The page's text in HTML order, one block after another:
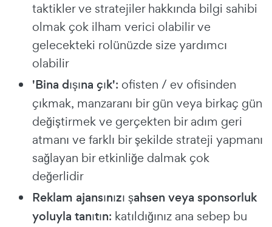
taktikler ve stratejiler hakkında bilgi sahibi
olmak çok ilham verici olabilir ve
gelecekteki rolünüzde size yardımcı
olabilir
'Bina dışına çık': ofisten / ev ofisinden
çıkmak, manzaranı bir gün veya birkaç gün
değiştirmek ve gerçekten bir adım geri
atmanı ve farklı bir şekilde strateji yapmanı
sağlayan bir etkinliğe dalmak çok
değerlidir
Reklam ajansınızı şahsen veya sponsorluk
yoluyla tanıtın: katıldığınız ana sebep bu